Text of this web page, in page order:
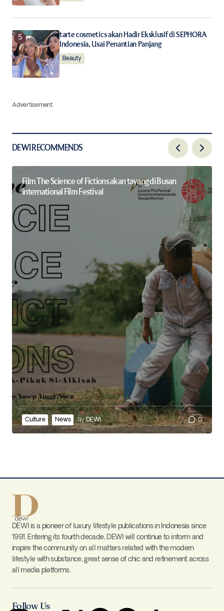
tarte cosmetics akan Hadir Eksklusif di SEPHORA
Indonesia, Usai Penantian Panjang
Beauty
Advertisement
DEWI RECOMMENDS
Film The Science of Fictions akan tayang di Busan
international Film Festival
Culture News byDEWI 0
DEWI is a pioneer of luxury lifestyle publications in Indonesia since
1991. Entering its fourth decade, DEWI will continue to inform and
inspire the community on all matters related with the modern
lifestyle with substance, great sense of chic and refinement across
all media platforms.
Follow Us